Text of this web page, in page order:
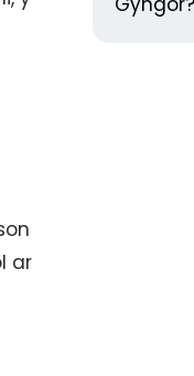
ar